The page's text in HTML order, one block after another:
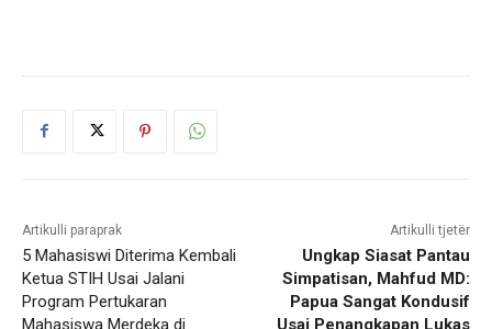
Artikulli paraprak
5 Mahasiswi Diterima Kembali
Ketua STIH Usai Jalani
Program Pertukaran
Mahasiswa Merdeka di
Artikulli tjetër
Ungkap Siasat Pantau
Simpatisan, Mahfud MD:
Papua Sangat Kondusif
Usai Penangkapan Lukas